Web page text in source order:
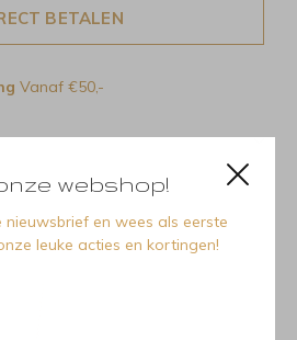
webshop!
en wees als eerste
leuke acties en kortingen!
BETALEN
Vanaf €50,-